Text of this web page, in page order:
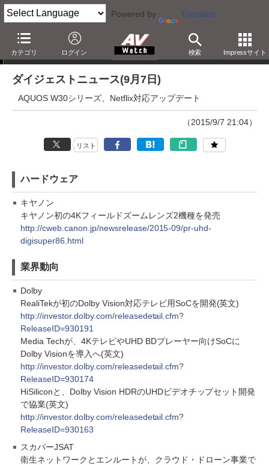
Powered by Translate
カテゴリ ログイン 検索 Impressサイト
ダイジェストニュース
ダイジェストニュース(9月7日)
AQUOS W30シリーズ、Netflix対応アップデート
（2015/9/7 21:04）
リスト
ハードウェア
キヤノン
キヤノン初の4Kフィールドズームレンズ2機種を発売
http://cweb.canon.jp/newsrelease/2015-09/pr-uhd-
digisuper86.html
業界動向
Dolby
RealiTekが初のDolby Vision対応テレビ用SoCを開発(英文)
http://investor.dolby.com/releasedetail.cfm?
ReleaseID=930191
Media Techが、4KテレビやUHD BDプレーヤー向けSoCに
Dolby Visionを導入へ(英文)
http://investor.dolby.com/releasedetail.cfm?
ReleaseID=930174
HiSiliconと、Dolby Vision HDRのUHDビデオチップセット開発
で協業(英文)
http://investor.dolby.com/releasedetail.cfm?
ReleaseID=930163
スカパーJSAT
衛生ネットワークとエンルートが、クラウド・ドローン事業で